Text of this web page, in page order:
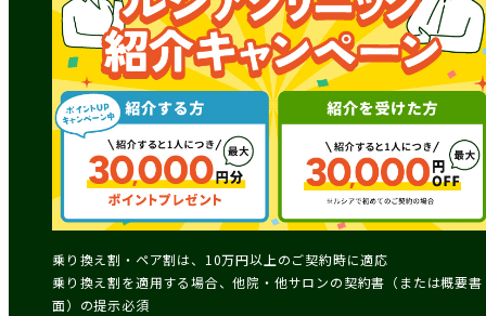
乗り換え割・ペア割は、10万円以上のご契約時に適応
乗り換え割を適用する場合、他院・他サロンの契約書（または概要書
面）の提示必須